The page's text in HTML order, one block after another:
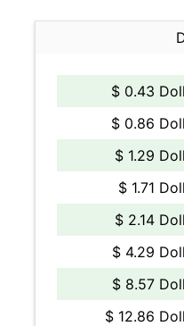
$ 0.43
$ 0.86
$ 1.29
$ 1.71
$ 2.14
$ 4.29
$ 8.57
$ 12.86